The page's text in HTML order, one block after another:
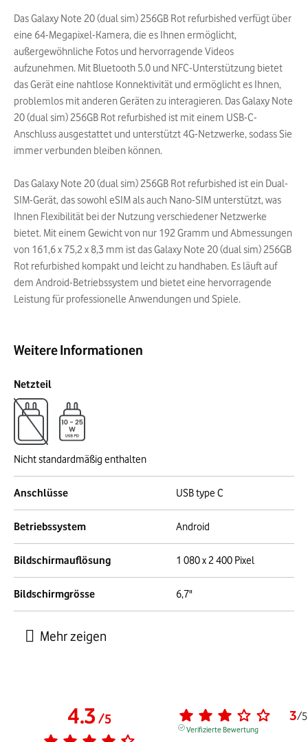
Das Galaxy Note 20 (dual sim) 256GB Rot refurbished verfügt über
eine 64-Megapixel-Kamera, die es Ihnen ermöglicht,
außergewöhnliche Fotos und hervorragende Videos
aufzunehmen. Mit Bluetooth 5.0 und NFC-Unterstützung bietet
das Gerät eine nahtlose Konnektivität und ermöglicht es Ihnen,
problemlos mit anderen Geräten zu interagieren. Das Galaxy Note
20 (dual sim) 256GB Rot refurbished ist mit einem USB-C-
Anschluss ausgestattet und unterstützt 4G-Netzwerke, sodass Sie
immer verbunden bleiben können.
Das Galaxy Note 20 (dual sim) 256GB Rot refurbished ist ein Dual-
SIM-Gerät, das sowohl eSIM als auch Nano-SIM unterstützt, was
Ihnen Flexibilität bei der Nutzung verschiedener Netzwerke
bietet. Mit einem Gewicht von nur 192 Gramm und Abmessungen
von 161,6 x 75,2 x 8,3 mm ist das Galaxy Note 20 (dual sim) 256GB
Rot refurbished kompakt und leicht zu handhaben. Es läuft auf
dem Android-Betriebssystem und bietet eine hervorragende
Leistung für professionelle Anwendungen und Spiele.
Weitere Informationen
Netzteil
Nicht standardmäßig enthalten
Anschlüsse USB type C
Betriebssystem Android
Bildschirmauflösung 1 080 x 2 400 Pixel
Bildschirmgrösse 6,7"
4.3/5 3/5
Verifizierte Bewertung